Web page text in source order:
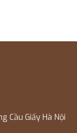
Cầu Giấy Hà Nội